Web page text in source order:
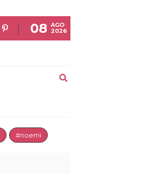
08 AGO
2026
#noemi